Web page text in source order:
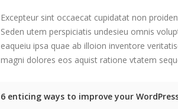
Excepteur sint occaecat cupidatat non
Seden utem perspiciatis undesieu omnis
eaqueiu ipsa quae ab illoion inventore
magni dolores eos aquist ratione vtatem
6 enticing ways to improve your